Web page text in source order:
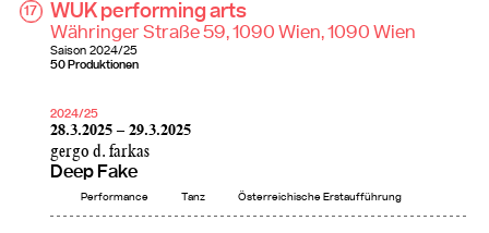
17 WUK performing arts
Währinger Straße 59, 1090 Wien, 1090 Wien
Saison 2024/25
50 Produktionen
2024/25
28.3.2025 – 29.3.2025
gergo d. farkas
Deep Fake
Performance Tanz Österreichische Erstaufführung